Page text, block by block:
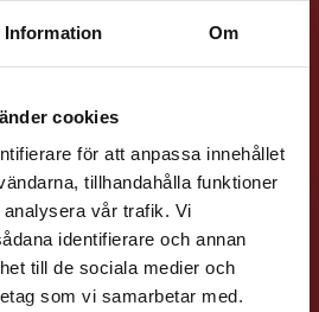
Information Om
cookies
för att anpassa innehållet
tillhandahålla funktioner
vår trafik. Vi
identifierare och annan
till de sociala medier och
som vi samarbetar med.
fraktregion
Jenny Klang
lättläst
Svenska F-9
31 23 22
E-post